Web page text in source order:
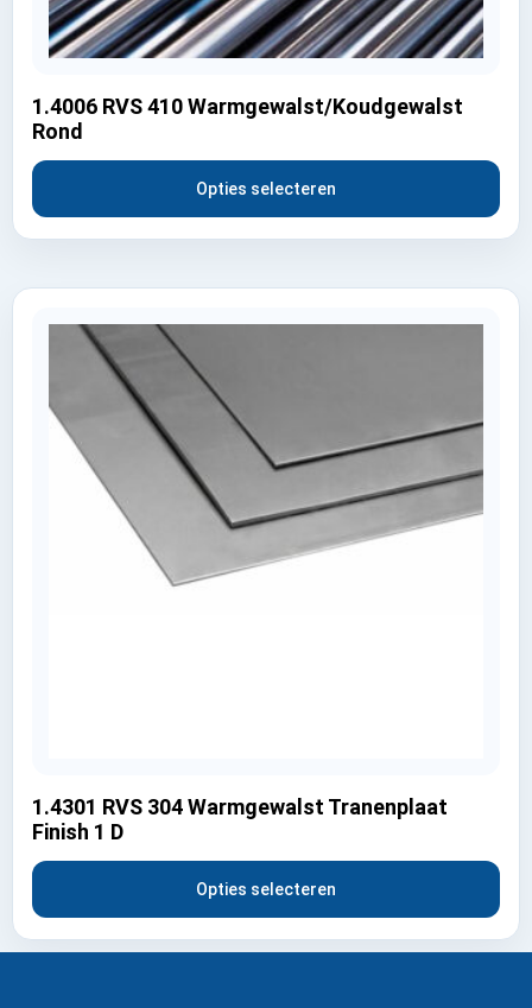
1.4006 RVS 410 Warmgewalst/Koudgewalst
Rond
Opties selecteren
1.4301 RVS 304 Warmgewalst Tranenplaat
Finish 1 D
Opties selecteren